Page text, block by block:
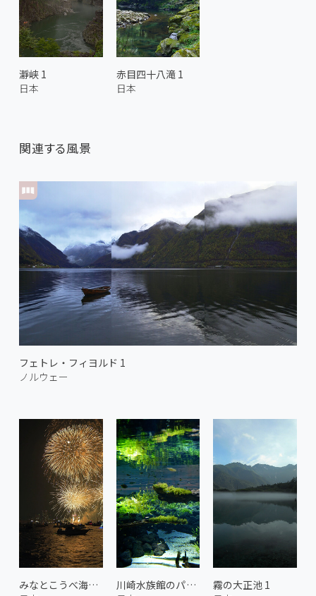
瀞峡 1
日本
赤目四十八滝 1
日本
関連する風景
フェトレ・フィヨルド 1
ノルウェー
みなとこうべ海上花火大会 1
川崎水族館のパンタナルエリア 2
霧の大正池 1